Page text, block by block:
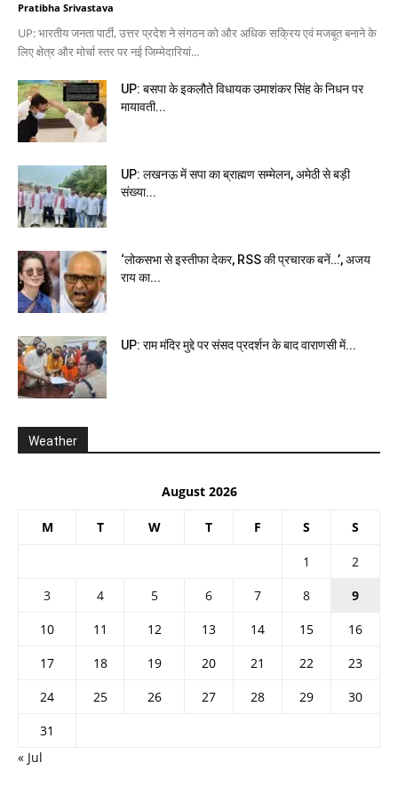
Pratibha Srivastava
UP: भारतीय जनता पार्टी, उत्तर प्रदेश ने संगठन को और अधिक सक्रिय एवं मजबूत बनाने के
लिए क्षेत्र और मोर्चा स्तर पर नई जिम्मेदारियां...
UP: बसपा के इकलौते विधायक उमाशंकर सिंह के निधन पर
मायावती...
UP: लखनऊ में सपा का ब्राह्मण सम्मेलन, अमेठी से बड़ी
संख्या...
‘लोकसभा से इस्तीफा देकर, RSS की प्रचारक बनें…’, अजय
राय का...
UP: राम मंदिर मुद्दे पर संसद प्रदर्शन के बाद वाराणसी में...
Weather
August 2026
M T W T F S S
1
2
3
4 5 6 7 8
9
10
11 12 13 14 15
16
17
18 19 20 21 22
23
24
25 26 27 28 29
30
31
« Jul